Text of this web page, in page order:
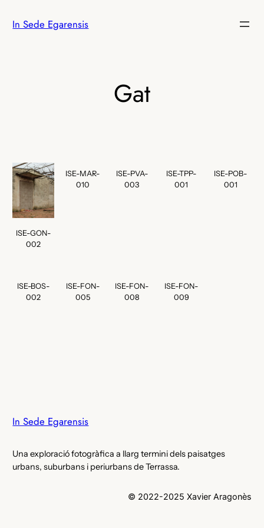
In Sede Egarensis
Gat
ISE-GON-
002
ISE-MAR-
010
ISE-PVA-
003
ISE-TPP-
001
ISE-POB-
001
ISE-BOS-
002
ISE-FON-
005
ISE-FON-
008
ISE-FON-
009
In Sede Egarensis
Una exploració fotogràfica a llarg termini dels paisatges
urbans, suburbans i periurbans de Terrassa.
© 2022-2025 Xavier Aragonès